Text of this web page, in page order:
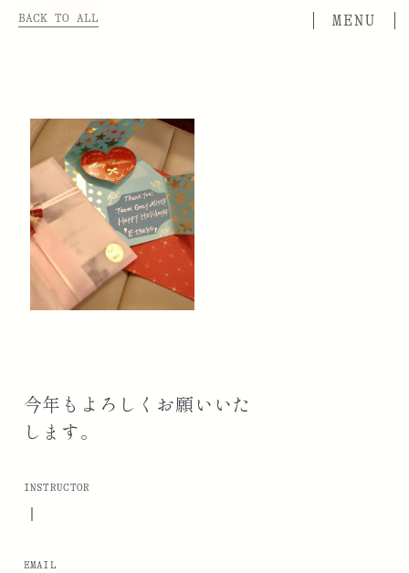
BACK TO ALL
今年もよろしくお願いいた
します。
INSTRUCTOR
|
EMAIL